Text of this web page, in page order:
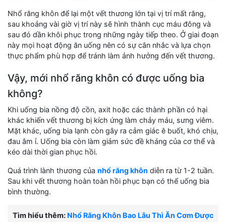
Nhổ răng khôn để lại một vết thương lớn tại vị trí mất răng,
sau khoảng vài giờ vị trí này sẽ hình thành cục máu đông và
sau đó dần khôi phục trong những ngày tiếp theo. Ở giai đoạn
này mọi hoạt động ăn uống nên có sự cân nhắc và lựa chọn
thực phẩm phù hợp để tránh làm ảnh hưởng đến vết thương.
Vậy, mới nhổ răng khôn có được uống bia
không?
Khi uống bia nồng độ cồn, axit hoặc các thành phần có hại
khác khiến vết thương bị kích ứng làm chảy máu, sưng viêm.
Mặt khác, uống bia lạnh còn gây ra cảm giác ê buốt, khó chịu,
đau âm ỉ. Uống bia còn làm giảm sức đề kháng của cơ thể và
kéo dài thời gian phục hồi.
Quá trình lành thương của nhổ răng khôn diễn ra từ 1-2 tuần.
Sau khi vết thương hoàn toàn hồi phục bạn có thể uống bia
bình thường.
Tìm hiểu thêm: Nhổ Răng Khôn Bao Lâu Thì Ăn Cơm Được